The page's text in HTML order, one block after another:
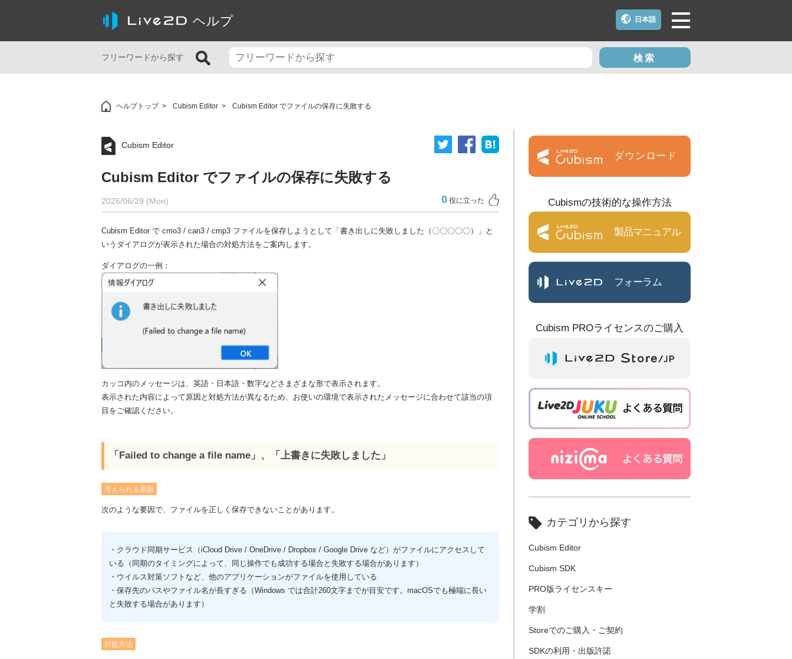
ヘルプ
フリーワードから探す 検索
ヘルプトップ Cubism Editor Cubism Editor でファイルの保存に失敗する
Cubism Editor
Cubism Editor でファイルの保存に失敗する
2026/06/29 (Mon) 0 役に立った
Cubism Editor で cmo3 / can3 / cmp3 ファイルを保存しようとして「書き出しに失敗しました（〇〇〇〇〇）」と
いうダイアログが表示された場合の対処方法をご案内します。
ダイアログの一例：
カッコ内のメッセージは、英語・日本語・数字などさまざまな形で表示されます。
表示された内容によって原因と対処方法が異なるため、お使いの環境で表示されたメッセージに合わせて該当の項
目をご確認ください。
「Failed to change a file name」、「上書きに失敗しました」
考えられる原因
次のような要因で、ファイルを正しく保存できないことがあります。
・クラウド同期サービス（iCloud Drive / OneDrive / Dropbox / Google Drive など）がファイルにアクセスして
いる（同期のタイミングによって、同じ操作でも成功する場合と失敗する場合があります）
・ウイルス対策ソフトなど、他のアプリケーションがファイルを使用している
・保存先のパスやファイル名が長すぎる（Windows では合計260文字までが目安です。macOSでも極端に長い
と失敗する場合があります）
対処方法
ダウンロード
Cubismの技術的な操作方法
製品マニュアル
フォーラム
Cubism PROライセンスのご購入
カテゴリから探す
Cubism Editor
Cubism SDK
PRO版ライセンスキー
学割
Storeでのご購入・ご契約
SDKの利用・出版許諾
日本語